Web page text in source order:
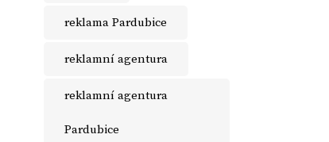
reklama Pardubice
reklamní agentura
reklamní agentura
Pardubice